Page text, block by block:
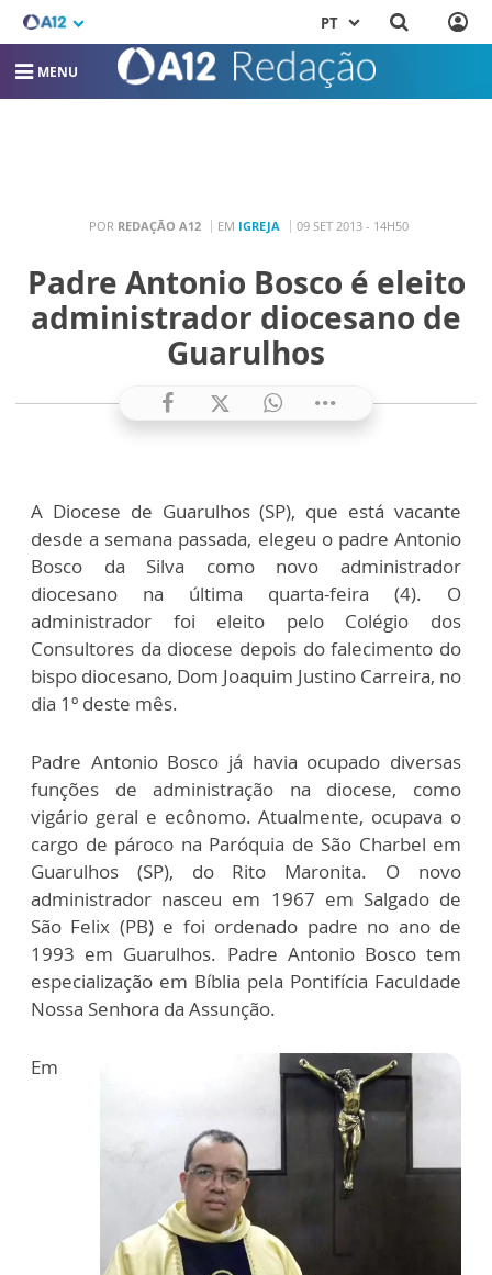
PT
MENU
POR REDAÇÃO A12 EM IGREJA 09 SET 2013 - 14H50
Padre Antonio Bosco é eleito
administrador diocesano de
Guarulhos
A Diocese de Guarulhos (SP), que está vacante
desde a semana passada, elegeu o padre Antonio
Bosco da Silva como novo administrador
diocesano na última quarta-feira (4). O
administrador foi eleito pelo Colégio dos
Consultores da diocese depois do falecimento do
bispo diocesano, Dom Joaquim Justino Carreira, no
dia 1º deste mês.
Padre Antonio Bosco já havia ocupado diversas
funções de administração na diocese, como
vigário geral e ecônomo. Atualmente, ocupava o
cargo de pároco na Paróquia de São Charbel em
Guarulhos (SP), do Rito Maronita. O novo
administrador nasceu em 1967 em Salgado de
São Felix (PB) e foi ordenado padre no ano de
1993 em Guarulhos. Padre Antonio Bosco tem
especialização em Bíblia pela Pontifícia Faculdade
Nossa Senhora da Assunção.
Em